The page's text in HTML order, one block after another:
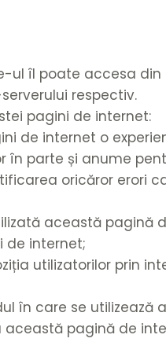
ul îl poate accesa
respectiv.
pagini de internet:
de internet o
în parte și anume
oricăror erori
această pagină
de internet;
utilizatorilor prin
în care se utilizează
pagină de